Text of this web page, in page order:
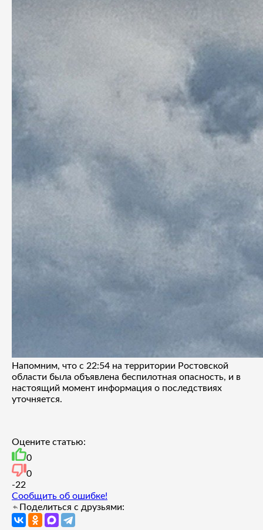
Напомним, что с 22:54 на территории Ростовской
области была объявлена беспилотная опасность, и в
настоящий момент информация о последствиях
уточняется.
Оцените статью:
0
0
-22
Сообщить об ошибке!
Поделиться с друзьями: